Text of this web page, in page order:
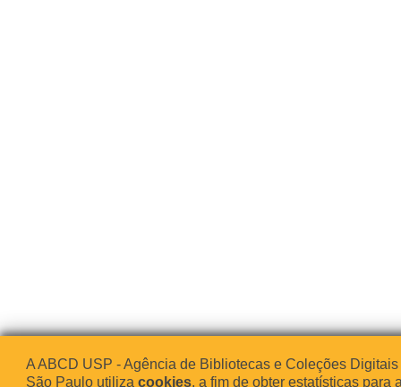
A ABCD USP - Agência de Bibliotecas e Coleções
São Paulo utiliza cookies, a fim de obter estatísticas para